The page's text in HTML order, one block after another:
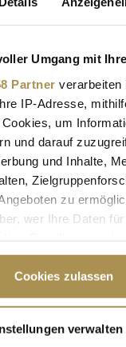
Umgang mit
Partner verarbeiten
IP-Adresse,
um
und darauf
und Inhalte,
zu
wer Ihre Daten
oder durch Klicken
oder widerrufen
über Ihre
Cookies zulassen
verwalten